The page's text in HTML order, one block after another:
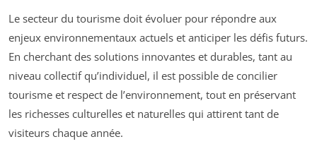
Le secteur du tourisme doit évoluer pour répondre aux
enjeux environnementaux actuels et anticiper les défis futurs.
En cherchant des solutions innovantes et durables, tant au
niveau collectif qu’individuel, il est possible de concilier
tourisme et respect de l’environnement, tout en préservant
les richesses culturelles et naturelles qui attirent tant de
visiteurs chaque année.